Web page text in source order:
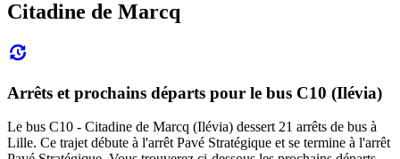
Citadine de Marcq
Arrêts et prochains départs pour le bus C10 (Ilévia)
Le bus C10 - Citadine de Marcq (Ilévia) dessert 21 arrêts de bus à
Lille. Ce trajet débute à l'arrêt Pavé Stratégique et se termine à l'arrêt